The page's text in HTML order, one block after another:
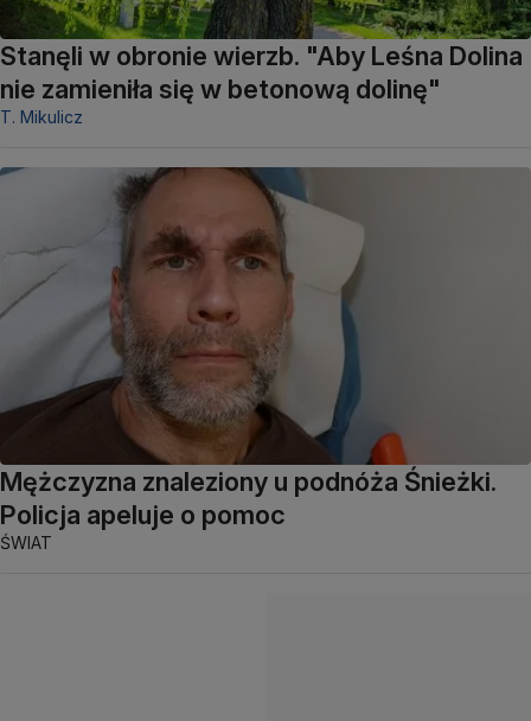
Stanęli w obronie wierzb. "Aby Leśna Dolina
nie zamieniła się w betonową dolinę"
T. Mikulicz
Mężczyzna znaleziony u podnóża Śnieżki.
Policja apeluje o pomoc
ŚWIAT